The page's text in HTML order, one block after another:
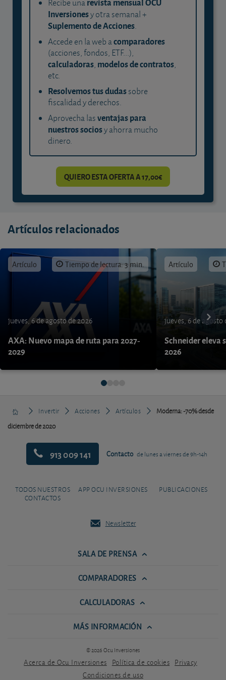
Recibe una
Inversionesy otra semanal +
Suplemento de Acciones.
Accede en la web acomparadores
(acciones, fondos, ETF...),
calculadoras, modelos de contratos,
etc.
Resolvemos tus dudassobre
fiscalidad y derechos.
Aprovecha lasventajas para
nuestros sociosy ahorra mucho
dinero.
QUIERO ESTA OFERTA A 17,00€
Artículos relacionados
Artículo Tiempo de lectura: 3 min.
jueves, 6 de agosto de 2026
AXA: Nuevo mapa de ruta para 2027-
2029
Artículo
jueves, 6 de agosto
Schneider eleva
2026
Invertir Acciones Artículos
Moderna: -70% desde
diciembre de 2020
913 009 141 Contacto de lunes a viernes de 9h-14h
TODOS NUESTROS
CONTACTOS
APP OCU INVERSIONES PUBLICACIONES
Newsletter
SALA DE PRENSA
COMPARADORES
CALCULADORAS
MÁS INFORMACIÓN
© 2026 Ocu Inversiones
Acerca de Ocu Inversiones Política de cookies Privacy
Condiciones de uso